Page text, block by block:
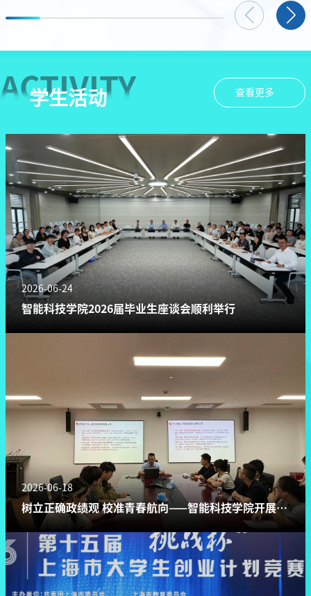
学生活动
ACTIVITY 查看更多
2026-06-24
智能科技学院2026届毕业生座谈会顺利举行
2026-06-18
树立正确政绩观 校准青春航向——智能科技学院开展专
题党课暨毕业生党员离校教育活动